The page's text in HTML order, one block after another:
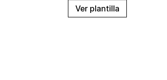
Ver plantilla